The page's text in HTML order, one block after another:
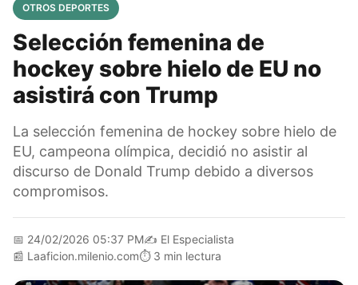
OTROS DEPORTES
Selección femenina de
hockey sobre hielo de EU no
asistirá con Trump
La selección femenina de hockey sobre hielo de
EU, campeona olímpica, decidió no asistir al
discurso de Donald Trump debido a diversos
compromisos.
📅 24/02/2026 05:37 PM✍️ El Especialista
📰 Laaficion.milenio.com⏱️ 3 min lectura